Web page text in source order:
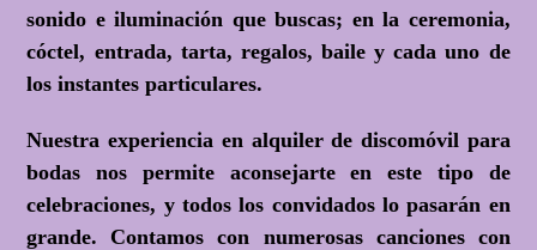
sonido e iluminación que buscas; en la ceremonia,
cóctel, entrada, tarta, regalos, baile y cada uno de
los instantes particulares.
Nuestra experiencia en alquiler de discomóvil para
bodas nos permite aconsejarte en este tipo de
celebraciones, y todos los convidados lo pasarán en
grande. Contamos con numerosas canciones con